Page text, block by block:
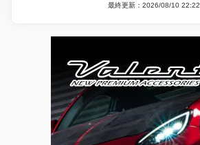
最終更新：2026/08/10 22:22